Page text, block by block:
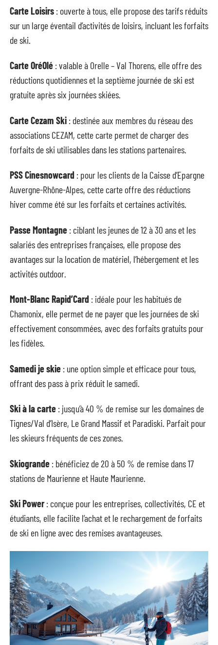
Carte Loisirs : ouverte à tous, elle propose des tarifs réduits
sur un large éventail d’activités de loisirs, incluant les forfaits
de ski.
Carte OréOlé : valable à Orelle – Val Thorens, elle offre des
réductions quotidiennes et la septième journée de ski est
gratuite après six journées skiées.
Carte Cezam Ski : destinée aux membres du réseau des
associations CEZAM, cette carte permet de charger des
forfaits de ski utilisables dans les stations partenaires.
PSS Cinesnowcard : pour les clients de la Caisse d’Epargne
Auvergne-Rhône-Alpes, cette carte offre des réductions
hiver comme été sur les forfaits et certaines activités.
Passe Montagne : ciblant les jeunes de 12 à 30 ans et les
salariés des entreprises françaises, elle propose des
avantages sur la location de matériel, l’hébergement et les
activités outdoor.
Mont-Blanc Rapid’Card : idéale pour les habitués de
Chamonix, elle permet de ne payer que les journées de ski
effectivement consommées, avec des forfaits gratuits pour
les fidèles.
Samedi je skie : une option simple et efficace pour tous,
offrant des pass à prix réduit le samedi.
Ski à la carte : jusqu’à 40 % de remise sur les domaines de
Tignes/Val d’Isère, Le Grand Massif et Paradiski. Parfait pour
les skieurs fréquents de ces zones.
Skiogrande : bénéficiez de 20 à 50 % de remise dans 17
stations de Maurienne et Haute Maurienne.
Ski Power: conçue pour les entreprises, collectivités, CE et
étudiants, elle facilite l’achat et le rechargement de forfaits
de ski en ligne avec des remises avantageuses.